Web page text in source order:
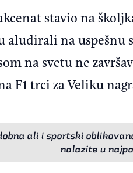
stavio na
aludirali na uspešnu
na svetu ne
F1 trci za Veliku
ali i sportski
nalazite u